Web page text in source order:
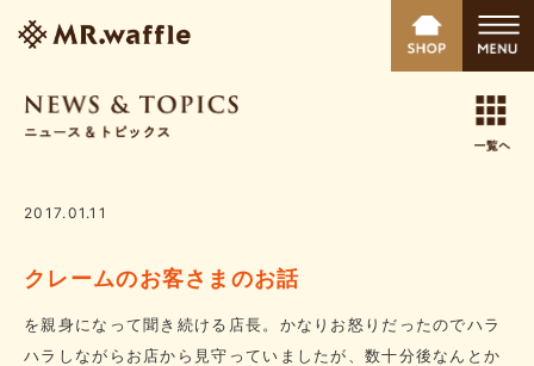
2017.01.11
クレームのお客さまのお話
を親身になって聞き続ける店長。かなりお怒りだったのでハラ
ハラしながらお店から見守っていましたが、数十分後なんとか